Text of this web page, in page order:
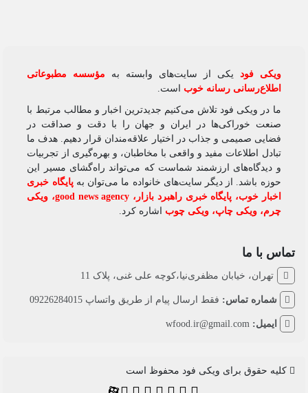
ویکی‌ فودیکی از سایت‌های وابسته به
مؤسسه مطبوعاتی
اطلاع‌رسانی رسانه خوباست.
ما در ویکی‌ فود تلاش می‌کنیم جدیدترین اخبار و مطالب مرتبط با
صنعت خوراکی‌ها در ایران و جهان را با دقت و صداقت در
فضایی صمیمی و جذاب در اختیار علاقه‌مندان قرار دهیم. هدف ما
تبادل اطلاعات مفید و واقعی با مخاطبان، و بهره‌گیری از تجربیات
و دیدگاه‌های ارزشمند شماست که می‌تواند راه‌گشای مسیر این
حوزه باشد. از دیگر سایت‌های خانواده ما می‌توان بهپایگاه خبری
اخبار خوب،پایگاه خبری راهبرد بازار ،good news agency،ویکی
چرم،ویکی چاپ،ویکی چوباشاره کرد.
تماس با ما
تهران، خیابان مظفری‌نیا،کوچه علی غنی، پلاک 11
شماره تماس:فقط ارسال پیام از طریق واتساپ 09226284015
ایمیل:wfood.ir@gmail.com
کلیه حقوق برای ویکی فود محفوظ است